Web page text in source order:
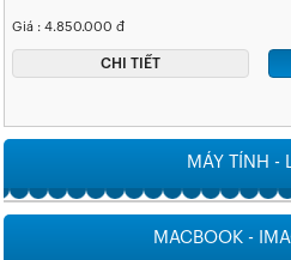
Giá : 4.850.000 đ
CHI TIẾT
MÁY TÍNH -
MACBOOK -